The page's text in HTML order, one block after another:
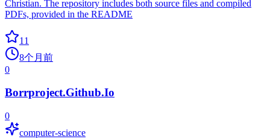
Christian. The repository includes both source files and compiled
PDFs, provided in the README
11
8个月前
0
Borrproject.Github.Io
0
computer-science